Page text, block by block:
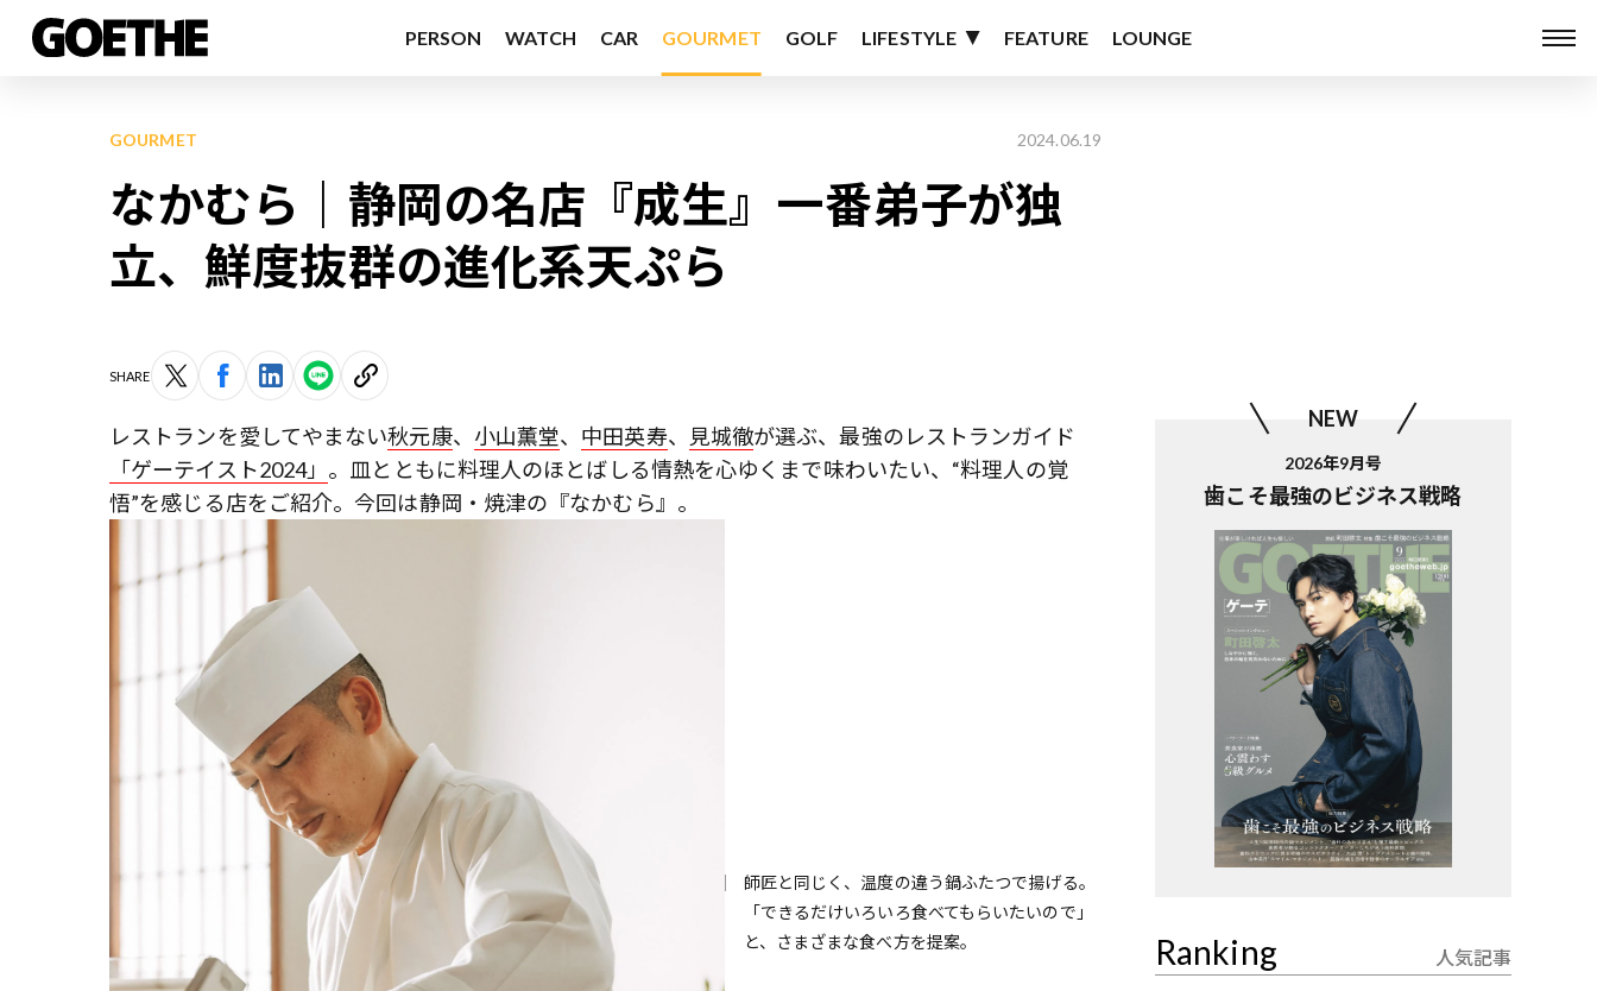
PERSON WATCH CAR GOURMET GOLF LIFESTYLE FEATURE LOUNGE
GOURMET 2024.06.19
なかむら｜静岡の名店『成生』一番弟子が独
立、鮮度抜群の進化系天ぷら
SHARE
レストランを愛してやまない秋元康、 小山薫堂、 中田英寿、 見城徹が選ぶ、最強のレストランガイド
「ゲーテイスト2024」 。皿とともに料理人のほとばしる情熱を心ゆくまで味わいたい、“料理人の覚
悟”を感じる店をご紹介。今回は静岡・焼津の『なかむら』。
師匠と同じく、温度の違う鍋ふたつで揚げる。
「できるだけいろいろ食べてもらいたいので」
と、さまざまな食べ方を提案。
NEW
2026年9月号
歯こそ最強のビジネス戦略
Ranking 人気記事